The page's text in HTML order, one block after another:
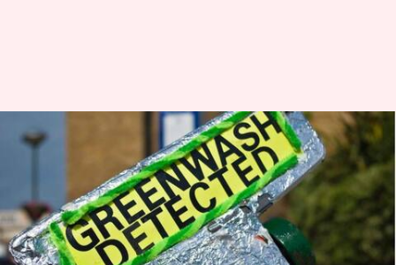
Greenwashing: Mengungkap
sisi yang tidak terlalu hijau
dari pemasaran lingkungan
menulis Taufiq Al Jufri Mar 05, 2024 11:10 am